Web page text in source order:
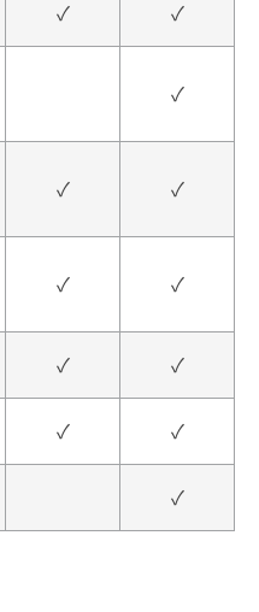
✓ ✓
✓
✓ ✓
✓ ✓
✓ ✓
✓ ✓
✓